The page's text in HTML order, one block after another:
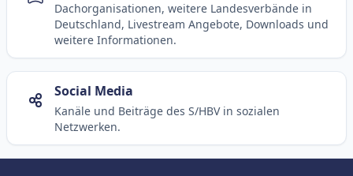
Dachorganisationen, weitere Landesverbände in
Deutschland, Livestream Angebote, Downloads und
weitere Informationen.
Social Media
Kanäle und Beiträge des S/HBV in sozialen
Netzwerken.